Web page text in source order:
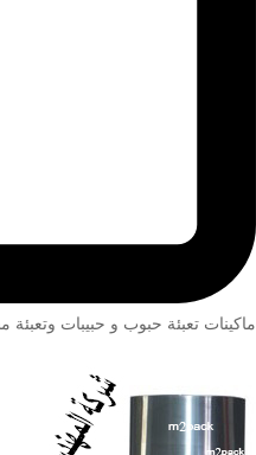
ماكينات تعبئة حبوب و حبيبات